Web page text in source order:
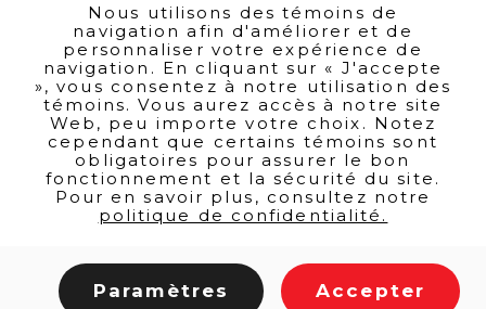
BACK TO PRODUCTS
Nous utilisons des témoins de
navigation afin d'améliorer et de
personnaliser votre expérience de
navigation. En cliquant sur « J'accepte
», vous consentez à notre utilisation des
témoins. Vous aurez accès à notre site
Web, peu importe votre choix. Notez
cependant que certains témoins sont
obligatoires pour assurer le bon
fonctionnement et la sécurité du site.
Pour en savoir plus, consultez notre
politique de confidentialité.
Paramètres Accepter